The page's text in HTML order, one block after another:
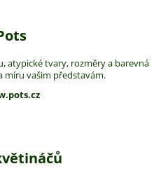
atypické tvary, rozměry a barevná
míru vašim představám.